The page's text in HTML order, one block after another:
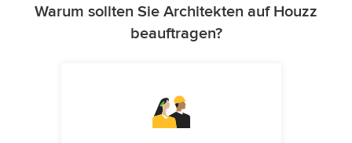
Warum sollten Sie Architekten auf Houzz
beauftragen?